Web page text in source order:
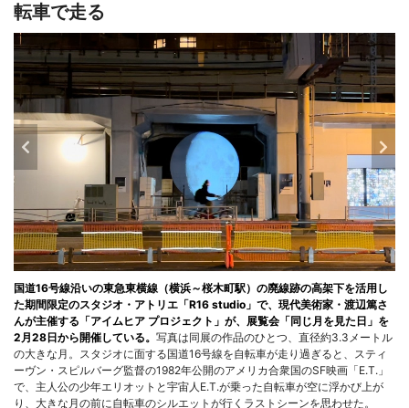
転車で走る
国道16号線沿いの東急東横線（横浜～桜木町駅）の廃線跡の高架下を活用し
た期間限定のスタジオ・アトリエ「R16 studio」で、現代美術家・渡辺篤さ
んが主催する「アイムヒア プロジェクト」が、展覧会「同じ月を見た日」を
2月28日から開催している。 写真は同展の作品のひとつ、直径約3.3メートル
の大きな月。スタジオに面する国道16号線を自転車が走り過ぎると、スティ
ーヴン・スピルバーグ監督の1982年公開のアメリカ合衆国のSF映画「E.T.」
で、主人公の少年エリオットと宇宙人E.T.が乗った自転車が空に浮かび上が
り、大きな月の前に自転車のシルエットが行くラストシーンを思わせた。